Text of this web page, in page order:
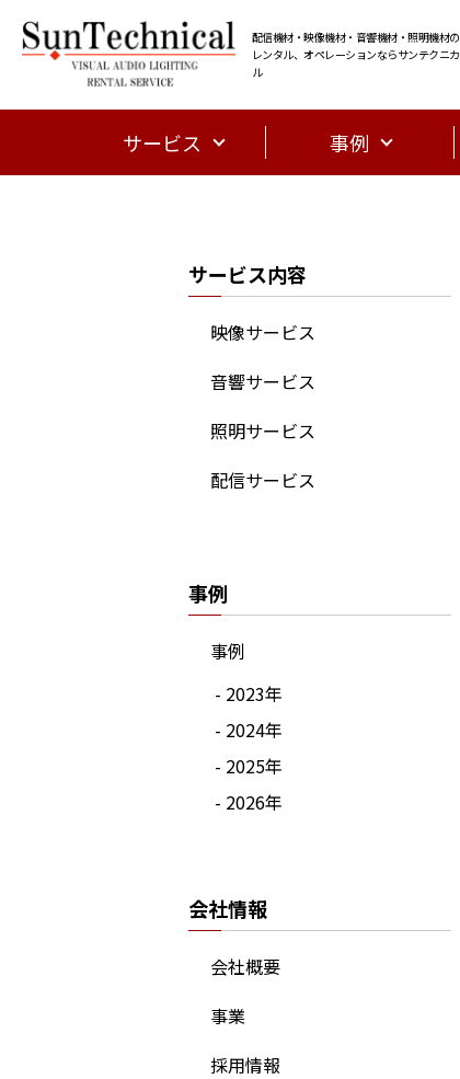
配信機材・映像機材・音響機材・照明機材の
レンタル、オペレーションならサンテクニカ
ル
サービス 事例
サービス内容
映像サービス
音響サービス
照明サービス
配信サービス
事例
事例
- 2023年
- 2024年
- 2025年
- 2026年
会社情報
会社概要
事業
採用情報